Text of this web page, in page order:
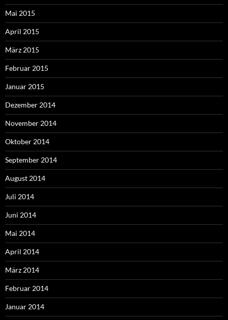
Mai 2015
April 2015
März 2015
Februar 2015
Januar 2015
Dezember 2014
November 2014
Oktober 2014
September 2014
August 2014
Juli 2014
Juni 2014
Mai 2014
April 2014
März 2014
Februar 2014
Januar 2014